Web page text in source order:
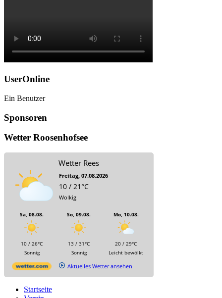
UserOnline
Ein Benutzer
Sponsoren
Wetter Roosenhofsee
Wetter Rees
Freitag, 07.08.2026
10 / 21°C
Wolkig
Sa, 08.08.
10 / 26°C
Sonnig
So, 09.08.
13 / 31°C
Sonnig
Mo, 10.08.
20 / 29°C
Leicht bewölkt
Aktuelles Wetter ansehen
Startseite